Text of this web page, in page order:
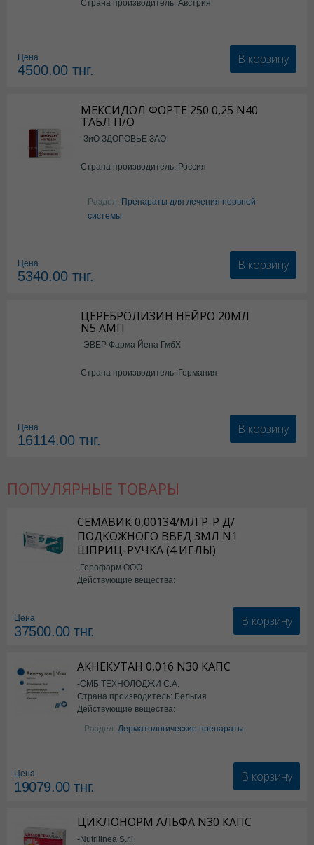
Страна производитель: Австрия
Цена
4500.00 тнг.
В корзину
МЕКСИДОЛ ФОРТЕ 250 0,25 N40
ТАБЛ П/О
-ЗиО ЗДОРОВЬЕ ЗАО
Страна производитель: Россия
Раздел: Препараты для лечения нервной
системы
Цена
5340.00 тнг.
В корзину
ЦЕРЕБРОЛИЗИН НЕЙРО 20МЛ
N5 АМП
-ЭВЕР Фарма Йена ГмбХ
Страна производитель: Германия
Цена
16114.00 тнг.
В корзину
ПОПУЛЯРНЫЕ ТОВАРЫ
СЕМАВИК 0,00134/МЛ Р-Р Д/
ПОДКОЖНОГО ВВЕД 3МЛ N1
ШПРИЦ-РУЧКА (4 ИГЛЫ)
-Герофарм ООО
Действующие вещества:
Цена
37500.00тнг.
В корзину
АКНЕКУТАН 0,016 N30 КАПС
-СМБ ТЕХНОЛОДЖИ С.А.
Страна производитель: Бельгия
Действующие вещества:
Изотретиноин
Раздел: Дерматологические препараты
Цена
19079.00тнг.
В корзину
ЦИКЛОНОРМ АЛЬФА N30 КАПС
-Nutrilinea S.r.l